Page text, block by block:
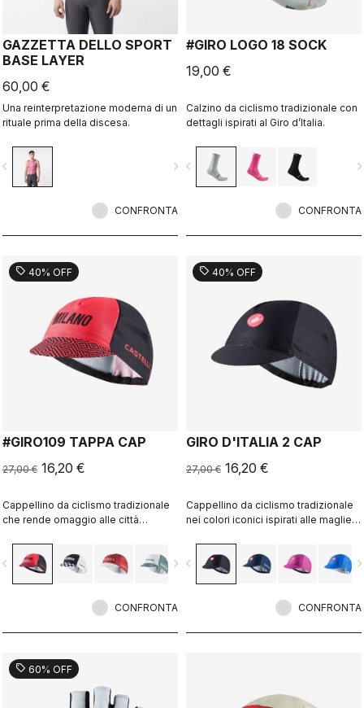
GAZZETTA DELLO SPORT
BASE LAYER
60,00 €
Una reinterpretazione moderna di un
rituale prima della discesa.
navigate_next
CONFRONTA
#GIRO LOGO 18 SOCK
19,00 €
Calzino da ciclismo tradizionale con
dettagli ispirati al Giro d’Italia.
navigate_before
CONFRONTA
sell 40% OFF
#GIRO109 TAPPA CAP
27,00 € 16,20 €
Cappellino da ciclismo tradizionale
che rende omaggio alle città
navigate_next
CONFRONTA
sell 40% OFF
GIRO D'ITALIA 2 CAP
27,00 € 16,20 €
Cappellino da ciclismo tradizionale
nei colori iconici ispirati alle maglie
navigate_before
CONFRONTA
sell 60% OFF